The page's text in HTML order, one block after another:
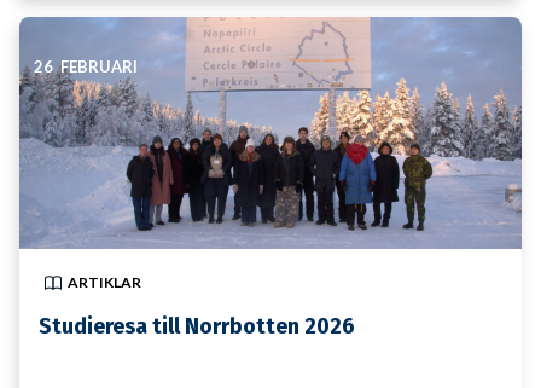
26 FEBRUARI
ARTIKLAR
Studieresa till Norrbotten 2026